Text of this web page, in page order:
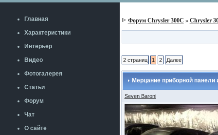
Главная
Характеристики
Интерьер
Видео
Фотогалерея
Статьи
Форум
Чат
О сайте
Форум Chrysler 300C » Chrysler
2 страниц 1 2 Далее
Мерцание приборной
Seven Baroni